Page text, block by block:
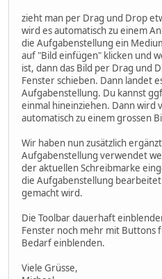
zieht man per Drag und Drop
wird es automatisch zu einem
die Aufgabenstellung ein
auf "Bild einfügen" klicken und
ist, dann das Bild per Drag und
Fenster schieben. Dann landet
Aufgabenstellung. Du kannst
einmal hineinziehen. Dann wird
automatisch zu einem grossen
Wir haben nun zusätzlich
Aufgabenstellung verwendet
der aktuellen Schreibmarke
die Aufgabenstellung
gemacht wird.
Die Toolbar dauerhaft
Fenster noch mehr mit Buttons
Bedarf einblenden.
Viele Grüsse,